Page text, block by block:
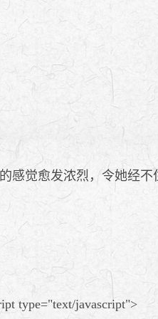
觉愈发浓烈，令她经
type="text/javascript">